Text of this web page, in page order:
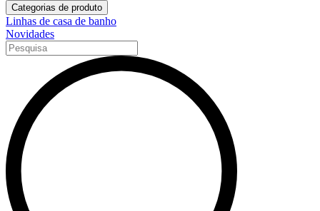
Categorias de produto
Linhas de casa de banho
Novidades